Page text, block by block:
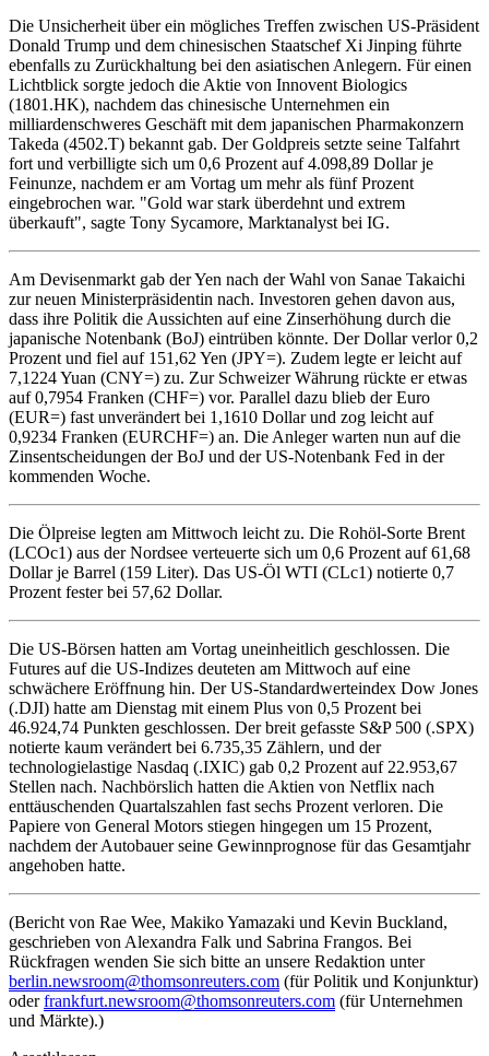
Die Unsicherheit über ein mögliches Treffen zwischen US-Präsident
Donald Trump und dem chinesischen Staatschef Xi Jinping führte
ebenfalls zu Zurückhaltung bei den asiatischen Anlegern. Für einen
Lichtblick sorgte jedoch die Aktie von Innovent Biologics
(1801.HK), nachdem das chinesische Unternehmen ein
milliardenschweres Geschäft mit dem japanischen Pharmakonzern
Takeda (4502.T) bekannt gab. Der Goldpreis setzte seine Talfahrt
fort und verbilligte sich um 0,6 Prozent auf 4.098,89 Dollar je
Feinunze, nachdem er am Vortag um mehr als fünf Prozent
eingebrochen war. "Gold war stark überdehnt und extrem
überkauft", sagte Tony Sycamore, Marktanalyst bei IG.
Am Devisenmarkt gab der Yen nach der Wahl von Sanae Takaichi
zur neuen Ministerpräsidentin nach. Investoren gehen davon aus,
dass ihre Politik die Aussichten auf eine Zinserhöhung durch die
japanische Notenbank (BoJ) eintrüben könnte. Der Dollar verlor 0,2
Prozent und fiel auf 151,62 Yen (JPY=). Zudem legte er leicht auf
7,1224 Yuan (CNY=) zu. Zur Schweizer Währung rückte er etwas
auf 0,7954 Franken (CHF=) vor. Parallel dazu blieb der Euro
(EUR=) fast unverändert bei 1,1610 Dollar und zog leicht auf
0,9234 Franken (EURCHF=) an. Die Anleger warten nun auf die
Zinsentscheidungen der BoJ und der US-Notenbank Fed in der
kommenden Woche.
Die Ölpreise legten am Mittwoch leicht zu. Die Rohöl-Sorte Brent
(LCOc1) aus der Nordsee verteuerte sich um 0,6 Prozent auf 61,68
Dollar je Barrel (159 Liter). Das US-Öl WTI (CLc1) notierte 0,7
Prozent fester bei 57,62 Dollar.
Die US-Börsen hatten am Vortag uneinheitlich geschlossen. Die
Futures auf die US-Indizes deuteten am Mittwoch auf eine
schwächere Eröffnung hin. Der US-Standardwerteindex Dow Jones
(.DJI) hatte am Dienstag mit einem Plus von 0,5 Prozent bei
46.924,74 Punkten geschlossen. Der breit gefasste S&P 500 (.SPX)
notierte kaum verändert bei 6.735,35 Zählern, und der
technologielastige Nasdaq (.IXIC) gab 0,2 Prozent auf 22.953,67
Stellen nach. Nachbörslich hatten die Aktien von Netflix nach
enttäuschenden Quartalszahlen fast sechs Prozent verloren. Die
Papiere von General Motors stiegen hingegen um 15 Prozent,
nachdem der Autobauer seine Gewinnprognose für das Gesamtjahr
angehoben hatte.
(Bericht von Rae Wee, Makiko Yamazaki und Kevin Buckland,
geschrieben von Alexandra Falk und Sabrina Frangos. Bei
Rückfragen wenden Sie sich bitte an unsere Redaktion unter
berlin.newsroom@thomsonreuters.com (für Politik und Konjunktur)
oderfrankfurt.newsroom@thomsonreuters.com (für Unternehmen
und Märkte).)